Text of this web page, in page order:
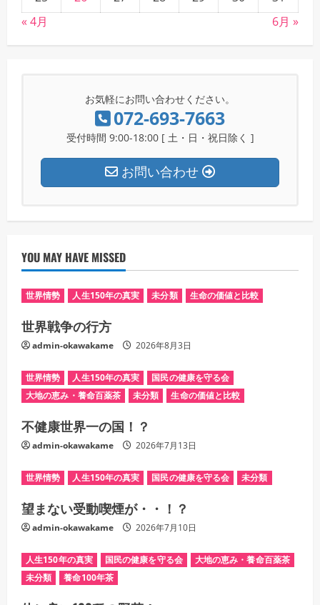
« 4月
6月 »
お気軽にお問い合わせください。
072-693-7663
受付時間 9:00-18:00 [ 土・日・祝日除く ]
お問い合わせ
YOU MAY HAVE MISSED
世界情勢 人生150年の真実 未分類 生命の価値と比較
世界戦争の行方
admin-okawakame 2026年8月3日
世界情勢 人生150年の真実
国民の健康を守る会
大地の恵み・養命百薬茶
未分類 生命の価値と比較
不健康世界一の国！？
admin-okawakame 2026年7月13日
世界情勢 人生150年の真実 国民の健康を守る会 未分類
望まない受動喫煙が・・！？
admin-okawakame 2026年7月10日
人生150年の真実 国民の健康を守る会
大地の恵み・養命百薬茶
未分類
養命100年茶